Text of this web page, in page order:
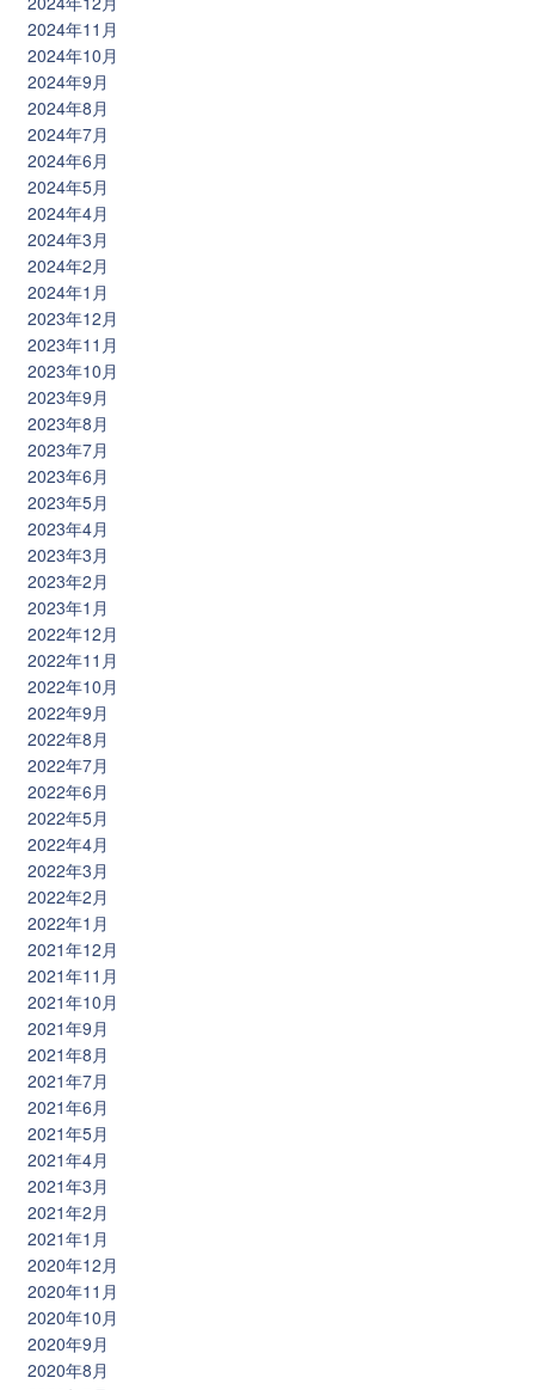
2024年11月
2024年10月
2024年9月
2024年8月
2024年7月
2024年6月
2024年5月
2024年4月
2024年3月
2024年2月
2024年1月
2023年12月
2023年11月
2023年10月
2023年9月
2023年8月
2023年7月
2023年6月
2023年5月
2023年4月
2023年3月
2023年2月
2023年1月
2022年12月
2022年11月
2022年10月
2022年9月
2022年8月
2022年7月
2022年6月
2022年5月
2022年4月
2022年3月
2022年2月
2022年1月
2021年12月
2021年11月
2021年10月
2021年9月
2021年8月
2021年7月
2021年6月
2021年5月
2021年4月
2021年3月
2021年2月
2021年1月
2020年12月
2020年11月
2020年10月
2020年9月
2020年8月